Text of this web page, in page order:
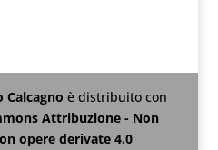
Calcagnoè distribuito con
Attribuzione - Non
opere derivate 4.0